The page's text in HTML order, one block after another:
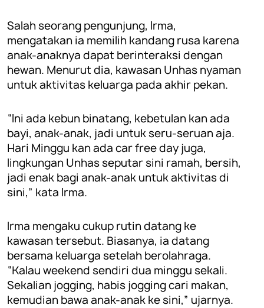
Salah seorang pengunjung, Irma,
mengatakan ia memilih kandang rusa karena
anak-anaknya dapat berinteraksi dengan
hewan. Menurut dia, kawasan Unhas nyaman
untuk aktivitas keluarga pada akhir pekan.
“Ini ada kebun binatang, kebetulan kan ada
bayi, anak-anak, jadi untuk seru-seruan aja.
Hari Minggu kan ada car free day juga,
lingkungan Unhas seputar sini ramah, bersih,
jadi enak bagi anak-anak untuk aktivitas di
sini,” kata Irma.
Irma mengaku cukup rutin datang ke
kawasan tersebut. Biasanya, ia datang
bersama keluarga setelah berolahraga.
“Kalau weekend sendiri dua minggu sekali.
Sekalian jogging, habis jogging cari makan,
kemudian bawa anak-anak ke sini,” ujarnya.